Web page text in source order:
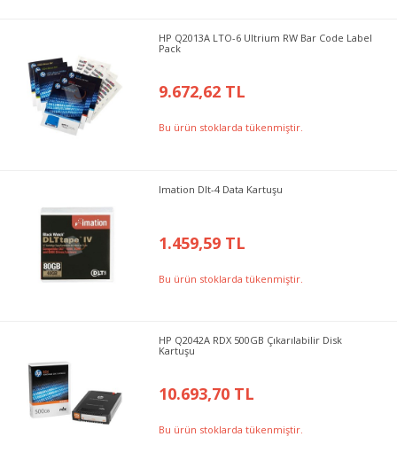
HP Q2013A LTO-6 Ultrium RW Bar Code Label
Pack
9.672,62 TL
Bu ürün stoklarda tükenmiştir.
Imation Dlt-4 Data Kartuşu
1.459,59 TL
Bu ürün stoklarda tükenmiştir.
HP Q2042A RDX 500GB Çıkarılabilir Disk
Kartuşu
10.693,70 TL
Bu ürün stoklarda tükenmiştir.